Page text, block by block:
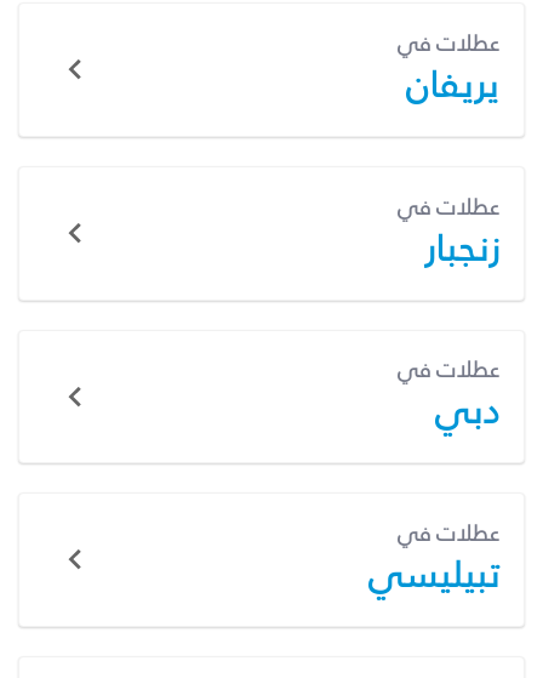
عطلات في
يريفان
عطلات في
زنجبار
عطلات في
دبي
عطلات في
تبيليسي